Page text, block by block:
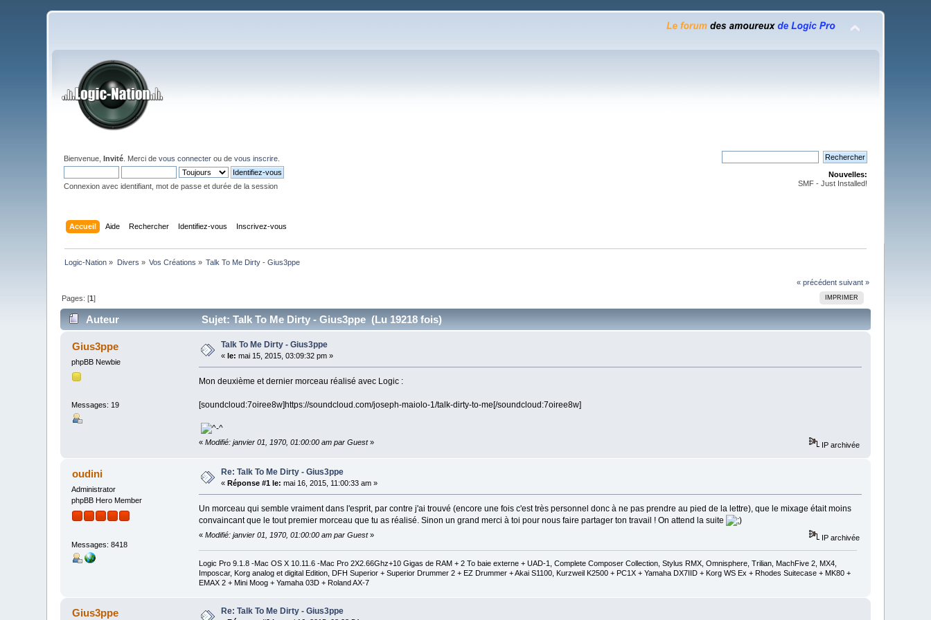
Bienvenue,Invité . Merci devous connecter ou devous inscrire
Connexion avec identifiant, mot de passe et durée de la session
Nouvelles:
SMF - Just Installed!
Accueil Aide Rechercher Identifiez-vous Inscrivez-vous
Logic-Nation » Divers » Vos Créations » Talk To Me Dirty - Gius3ppe
« précédent suivant »
IMPRIMER
Pages: [1]
Auteur Sujet: Talk To Me Dirty - Gius3ppe (Lu 19218 fois)
Gius3ppe
phpBB Newbie
Messages: 19
Talk To Me Dirty - Gius3ppe
« le: mai 15, 2015, 03:09:32 pm »
Mon deuxième et dernier morceau réalisé avec Logic :
[soundcloud:7oiree8w]https://soundcloud.com/joseph-maiolo-1/talk-dirty-to-me[/soundcloud:7oiree8w]
« Modifié: janvier 01, 1970, 01:00:00 am par Guest» IP archivée
oudini
Administrator
phpBB Hero Member
Messages: 8418
Re: Talk To Me Dirty - Gius3ppe
« Réponse #1 le: mai 16, 2015, 11:00:33 am »
Un morceau qui semble vraiment dans l'esprit, par contre j'ai trouvé (encore une fois c'est très personnel donc à ne pas prendre au pied de la lettre), que le mixage était moins
convaincant que le tout premier morceau que tu as réalisé. Sinon un grand merci à toi pour nous faire partager ton travail ! On attend la suite
« Modifié: janvier 01, 1970, 01:00:00 am par Guest» IP archivée
Logic Pro 9.1.8 -Mac OS X 10.11.6 -Mac Pro 2X2.66Ghz+10 Gigas de RAM + 2 To baie externe + UAD-1, Complete Composer Collection, Stylus RMX, Omnisphere, Trilian, MachFive 2, MX4,
Imposcar, Korg analog et digital Edition, DFH Superior + Superior Drummer 2 + EZ Drummer + Akai S1100, Kurzweil K2500 + PC1X + Yamaha DX7IID + Korg WS Ex + Rhodes Suitecase + MK80 +
EMAX 2 + Mini Moog + Yamaha 03D + Roland AX-7
Gius3ppe Re: Talk To Me Dirty - Gius3ppe